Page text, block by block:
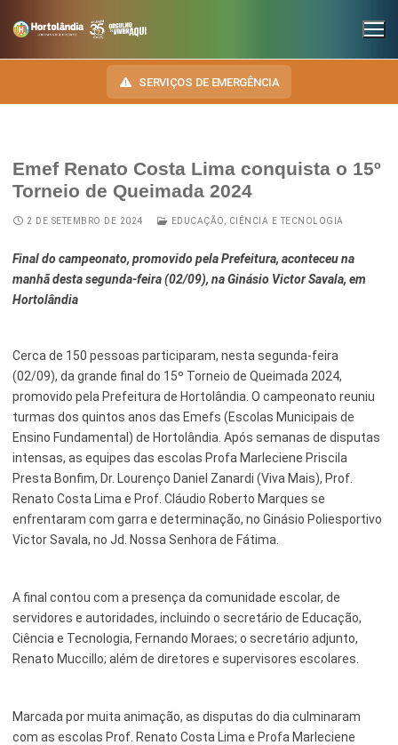
SERVIÇOS DE EMERGÊNCIA
INSTITUCIONAL
SECRETARIAS
Assuntos Jurídicos
Desenvolvimento Econômico, Trabalho, Turismo e Inovação
Educação, Ciência e Tecnologia
Esporte e Lazer
Finanças
Governo
Meio Ambiente, Desenvolvimento Sustentável e Assuntos
Climáticos
Mobilidade Urbana
Planejamento Urbano e Gestão Estratégica
NOSSA CIDADE
HINO, BRASÃO E BANDEIRA
Downloads
Telefones Úteis
Notícias Anteriores a 2024
TRANSPARÊNCIA
E-SIC
OUVIDORIA
LEIS MUNICIPAIS
Emef Renato Costa Lima conquista o 15º
Torneio de Queimada 2024
2 DE SETEMBRO DE 2024 EDUCAÇÃO, CIÊNCIA E TECNOLOGIA
Final do campeonato, promovido pela Prefeitura, aconteceu na
manhã desta segunda-feira (02/09), na Ginásio Victor Savala, em
Hortolândia
Cerca de 150 pessoas participaram, nesta segunda-feira
(02/09), da grande final do 15º Torneio de Queimada 2024,
promovido pela Prefeitura de Hortolândia. O campeonato reuniu
turmas dos quintos anos das Emefs (Escolas Municipais de
Ensino Fundamental) de Hortolândia. Após semanas de disputas
intensas, as equipes das escolas Profa Marleciene Priscila
Presta Bonfim, Dr. Lourenço Daniel Zanardi (Viva Mais), Prof.
Renato Costa Lima e Prof. Cláudio Roberto Marques se
enfrentaram com garra e determinação, no Ginásio Poliesportivo
Victor Savala, no Jd. Nossa Senhora de Fátima.
A final contou com a presença da comunidade escolar, de
servidores e autoridades, incluindo o secretário de Educação,
Ciência e Tecnologia, Fernando Moraes; o secretário adjunto,
Renato Muccillo; além de diretores e supervisores escolares.
Marcada por muita animação, as disputas do dia culminaram
com as escolas Prof. Renato Costa Lima e Profa Marleciene